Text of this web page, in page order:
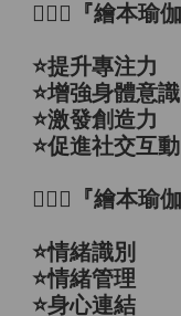
🧘🏻‍♀️『繪本瑜
⭐️提升專注力
⭐️增強身體意識
⭐️激發創造力
⭐️促進社交互動
🧘🏻‍♀️『繪本瑜
⭐️情緒識別
⭐️情緒管理
⭐️身心連結